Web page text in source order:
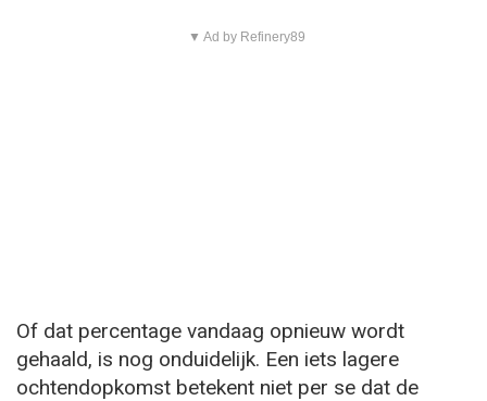
▼ Ad by Refinery89
Of dat percentage vandaag opnieuw wordt
gehaald, is nog onduidelijk. Een iets lagere
ochtendopkomst betekent niet per se dat de